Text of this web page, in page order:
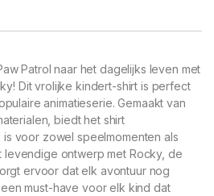
Patrol naar het dagelijks leven met
Dit vrolijke kindert-shirt is perfect
animatieserie. Gemaakt van
biedt het shirt
voor zowel speelmomenten als
levendige ontwerp met Rocky, de
ervoor dat elk avontuur nog
must-have voor elk kind dat